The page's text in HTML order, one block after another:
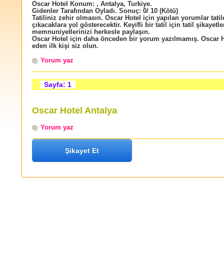
Oscar Hotel Konum: , Antalya, Turkiye.
Gidenler Tarafından Oyladı. Sonuç: 0/ 10 (Kötü)
Tatiliniz zehir olmasın. Oscar Hotel için yapılan yorumlar
çıkacaklara yol gösterecektir. Keyifli bir tatil için tatil
memnuniyetlerinizi herkesle paylaşın.
Oscar Hotel için daha önceden bir yorum yazılmamış. Oscar
eden ilk kişi siz olun.
Yorum yaz
Sayfa: 1
Oscar Hotel Antalya
Yorum yaz
Şikayet Et